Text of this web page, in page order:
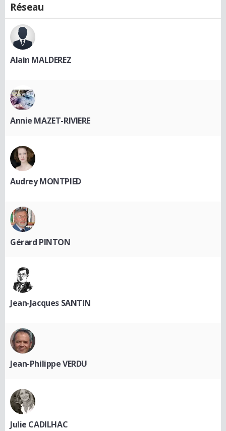
Réseau
Alain MALDEREZ
Annie MAZET-RIVIERE
Audrey MONTPIED
Gérard PINTON
Jean-Jacques SANTIN
Jean-Philippe VERDU
Julie CADILHAC